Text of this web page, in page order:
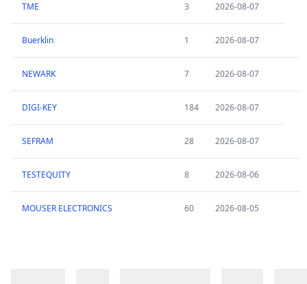
TME 3 2026-08-07
Buerklin 1 2026-08-07
NEWARK 7 2026-08-07
DIGI-KEY 184 2026-08-07
SEFRAM 28 2026-08-07
TESTEQUITY 8 2026-08-06
MOUSER ELECTRONICS 60 2026-08-05